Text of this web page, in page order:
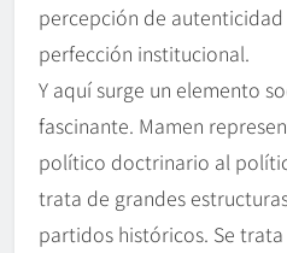
percepción de
perfección institucional.
Y aquí surge un elemento
fascinante. Mamen
político doctrinario al
trata de grandes
partidos históricos. Se